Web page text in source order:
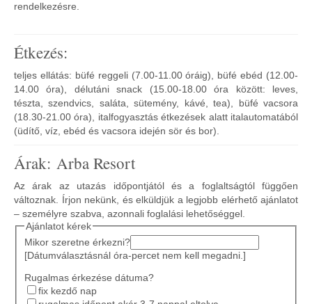
rendelkezésre.
Étkezés:
teljes ellátás: büfé reggeli (7.00-11.00 óráig), büfé ebéd (12.00-
14.00 óra), délutáni snack (15.00-18.00 óra között: leves,
tészta, szendvics, saláta, sütemény, kávé, tea), büfé vacsora
(18.30-21.00 óra), italfogyasztás étkezések alatt italautomatából
(üdítő, víz, ebéd és vacsora idején sör és bor).
Árak: Arba Resort
Az árak az utazás időpontjától és a foglaltságtól függően
változnak. Írjon nekünk, és elküldjük a legjobb elérhető ajánlatot
– személyre szabva, azonnali foglalási lehetőséggel.
Ajánlatot kérek
Mikor szeretne érkezni?
[Dátumválasztásnál óra-percet nem kell megadni.]
Rugalmas érkezése dátuma?
fix kezdő nap